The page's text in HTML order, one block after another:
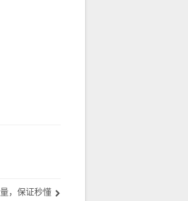
，保证秒懂